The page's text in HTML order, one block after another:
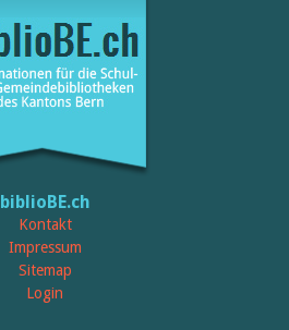
biblioBE.ch
Kontakt
Impressum
Sitemap
Login